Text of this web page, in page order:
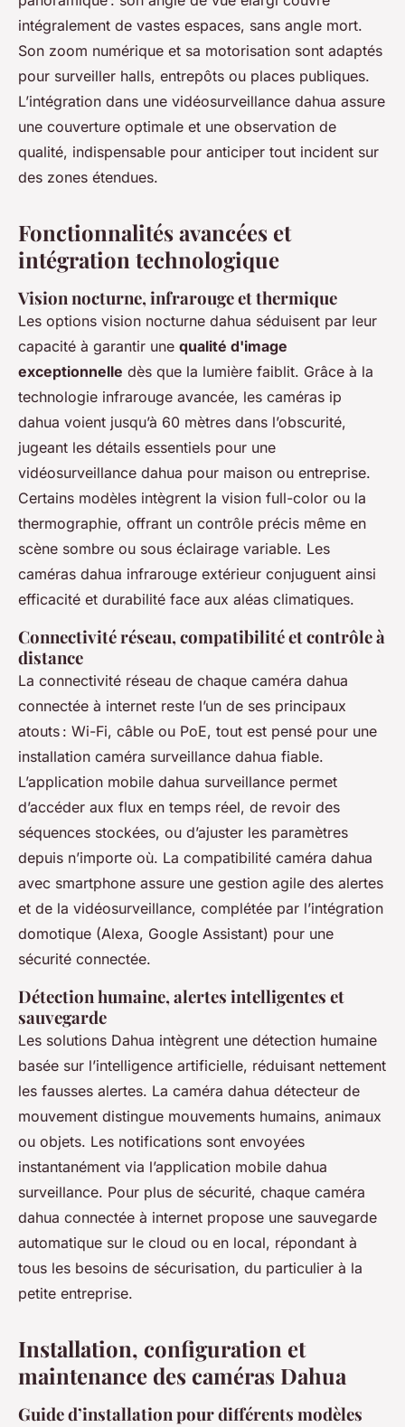
intégralement de vastes espaces, sans angle mort.
Son zoom numérique et sa motorisation sont adaptés
pour surveiller halls, entrepôts ou places publiques.
L’intégration dans une vidéosurveillance dahua assure
une couverture optimale et une observation de
qualité, indispensable pour anticiper tout incident sur
des zones étendues.
Fonctionnalités avancées et
intégration technologique
Vision nocturne, infrarouge et thermique
Les options vision nocturne dahua séduisent par leur
capacité à garantir une qualité d'image
exceptionnelle dès que la lumière faiblit. Grâce à la
technologie infrarouge avancée, les caméras ip
dahua voient jusqu’à 60 mètres dans l’obscurité,
jugeant les détails essentiels pour une
vidéosurveillance dahua pour maison ou entreprise.
Certains modèles intègrent la vision full-color ou la
thermographie, offrant un contrôle précis même en
scène sombre ou sous éclairage variable. Les
caméras dahua infrarouge extérieur conjuguent ainsi
efficacité et durabilité face aux aléas climatiques.
Connectivité réseau, compatibilité et contrôle à
distance
La connectivité réseau de chaque caméra dahua
connectée à internet reste l’un de ses principaux
atouts : Wi-Fi, câble ou PoE, tout est pensé pour une
installation caméra surveillance dahua fiable.
L’application mobile dahua surveillance permet
d’accéder aux flux en temps réel, de revoir des
séquences stockées, ou d’ajuster les paramètres
depuis n’importe où. La compatibilité caméra dahua
avec smartphone assure une gestion agile des alertes
et de la vidéosurveillance, complétée par l’intégration
domotique (Alexa, Google Assistant) pour une
sécurité connectée.
Détection humaine, alertes intelligentes et
sauvegarde
Les solutions Dahua intègrent une détection humaine
basée sur l’intelligence artificielle, réduisant nettement
les fausses alertes. La caméra dahua détecteur de
mouvement distingue mouvements humains, animaux
ou objets. Les notifications sont envoyées
instantanément via l’application mobile dahua
surveillance. Pour plus de sécurité, chaque caméra
dahua connectée à internet propose une sauvegarde
automatique sur le cloud ou en local, répondant à
tous les besoins de sécurisation, du particulier à la
petite entreprise.
Installation, configuration et
maintenance des caméras Dahua
Guide d’installation pour différents modèles